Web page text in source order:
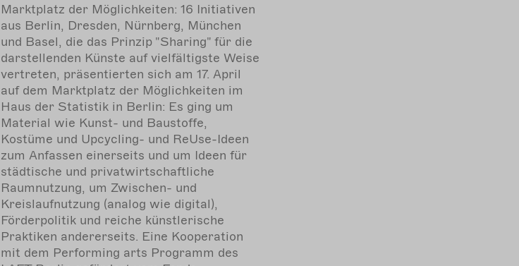
Marktplatz der Möglichkeiten: 16 Initiativen
aus Berlin, Dresden, Nürnberg, München
und Basel, die das Prinzip "Sharing" für die
darstellenden Künste auf vielfältigste Weise
vertreten, präsentierten sich am 17. April
auf dem Marktplatz der Möglichkeiten im
Haus der Statistik in Berlin: Es ging um
Material wie Kunst- und Baustoffe,
Kostüme und Upcycling- und ReUse-Ideen
zum Anfassen einerseits und um Ideen für
städtische und privatwirtschaftliche
Raumnutzung, um Zwischen- und
Kreislaufnutzung (analog wie digital),
Förderpolitik und reiche künstlerische
Praktiken andererseits. Eine Kooperation
mit dem Performing arts Programm des